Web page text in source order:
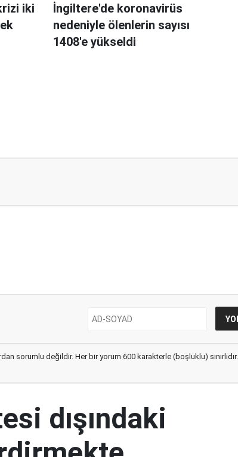
iki
İngiltere'de koronavirüs
nedeniyle ölenlerin sayısı
1408'e yükseldi
sorumlu değildir. Her bir yorum 600 karakterle (boşluklu) sınırlıdır.
dışındaki